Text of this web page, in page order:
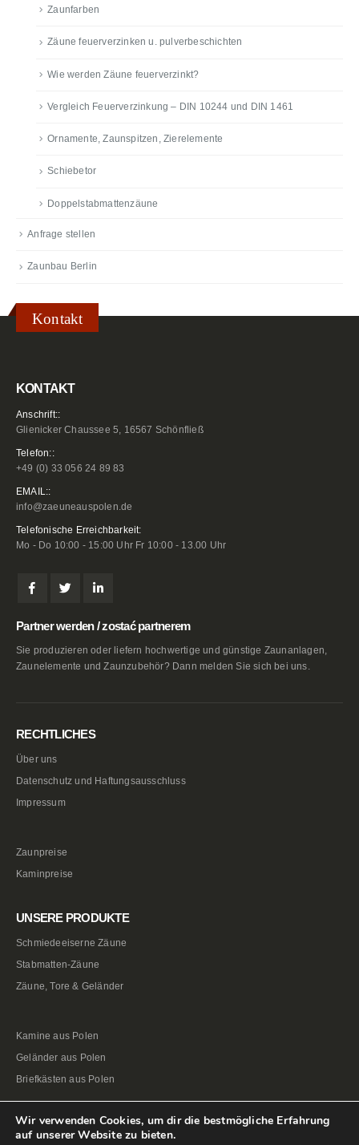
Zaunfarben
Zäune feuerverzinken u. pulverbeschichten
Wie werden Zäune feuerverzinkt?
Vergleich Feuerverzinkung – DIN 10244 und DIN 1461
Ornamente, Zaunspitzen, Zierelemente
Schiebetor
Doppelstabmattenzäune
Anfrage stellen
Zaunbau Berlin
Kontakt
KONTAKT
Anschrift::
Glienicker Chaussee 5, 16567 Schönfließ
Telefon::
+49 (0) 33 056 24 89 83
EMAIL::
info@zaeuneauspolen.de
Telefonische Erreichbarkeit:
Mo - Do 10:00 - 15:00 Uhr Fr 10:00 - 13.00 Uhr
Partner werden / zostać partnerem
Sie produzieren oder liefern hochwertige und günstige Zaunanlagen,
Zaunelemente und Zaunzubehör? Dann melden Sie sich bei uns.
RECHTLICHES
Über uns
Datenschutz und Haftungsausschluss
Impressum
Zaunpreise
Kaminpreise
UNSERE PRODUKTE
Schmiedeeiserne Zäune
Stabmatten-Zäune
Zäune, Tore & Geländer
Kamine aus Polen
Geländer aus Polen
Briefkästen aus Polen
Wir verwenden Cookies, um dir die bestmögliche Erfahrung
auf unserer Website zu bieten.